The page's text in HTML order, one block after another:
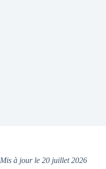
Mis à jour le 20 juillet 2026